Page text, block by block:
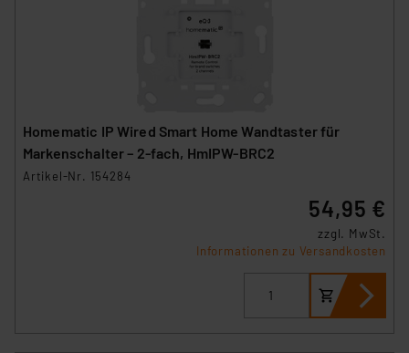
Homematic IP Wired Smart Home Wandtaster für
Markenschalter – 2-fach, HmIPW-BRC2
Artikel-Nr. 154284
54,95 €
zzgl. MwSt.
Informationen zu Versandkosten